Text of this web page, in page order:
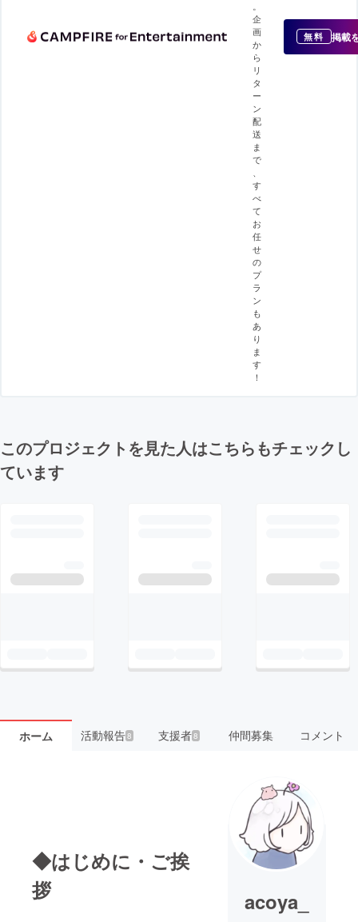
企
画
か
ら
リ
タ
ー
ン
配
送
ま
で
す
べ
て
お
任
せ
の
プ
ラ
ン
も
あ
り
ま
す
！
無料 掲載
このプロジェクトを見た人はこちらもチェックし
ています
ホーム 活動報告8 支援者8 仲間募集 コメント
◆はじめに・ご挨
拶
acoya_